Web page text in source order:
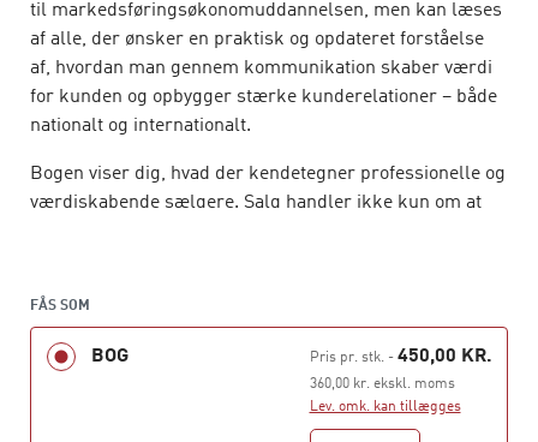
til markedsføringsøkonomuddannelsen, men kan læses
af alle, der ønsker en praktisk og opdateret forståelse
af, hvordan man gennem kommunikation skaber værdi
for kunden og opbygger stærke kunderelationer – både
nationalt og internationalt.
Bogen viser dig, hvad der kendetegner professionelle og
værdiskabende sælgere. Salg handler ikke kun om at
Du bliver ført gennem hele salgsprocessen: fra den
første kontakt med kunden til udviklingen af langsigtede
FÅS SOM
BOG Pris pr. stk.- 450,00 KR.
360,00 kr. ekskl. moms
Lev. omk. kan tillægges